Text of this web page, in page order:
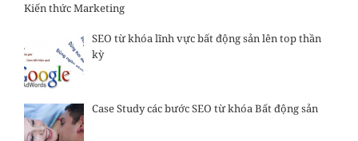
Kiến thức Marketing
SEO từ khóa lĩnh vực bất động sản lên top thần
kỳ
Case Study các bước SEO từ khóa Bất động sản